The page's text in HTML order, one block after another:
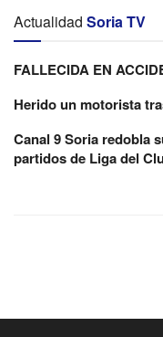
Actualidad Soria TV
FALLECIDA EN
Herido un motorista
Canal 9 Soria redobla
partidos de Liga del